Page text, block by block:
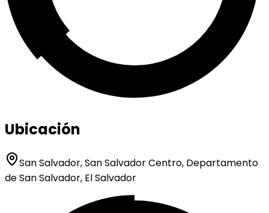
Ubicación
San Salvador, San Salvador Centro, Departamento
de San Salvador, El Salvador